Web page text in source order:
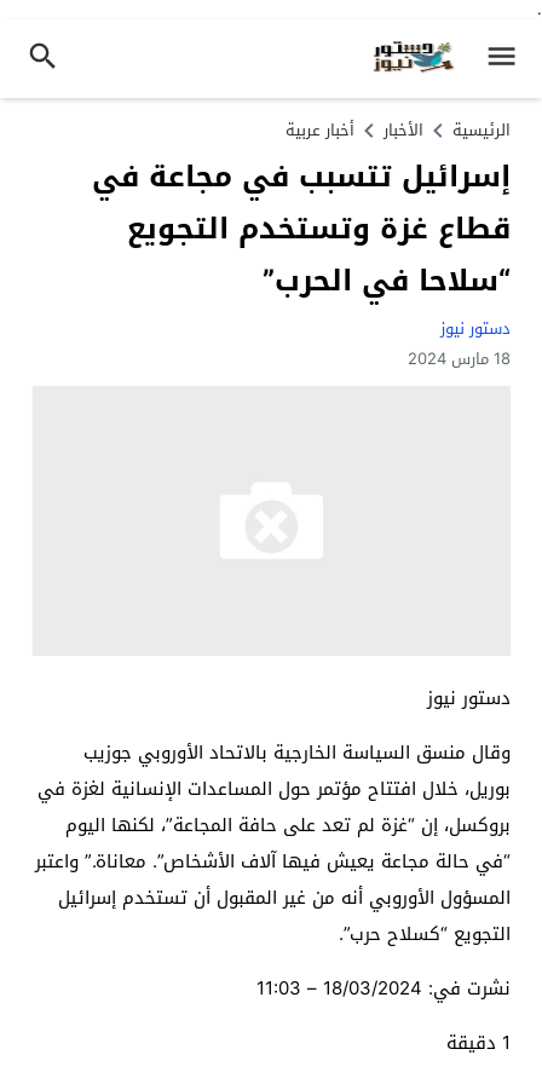
.
الرئيسية الأخبار أخبار عربية
إسرائيل تتسبب في مجاعة في
قطاع غزة وتستخدم التجويع
“سلاحا في الحرب”
دستور نيوز
18 مارس 2024
دستور نيوز
وقال منسق السياسة الخارجية بالاتحاد الأوروبي جوزيب
بوريل، خلال افتتاح مؤتمر حول المساعدات الإنسانية لغزة في
بروكسل، إن “غزة لم تعد على حافة المجاعة”، لكنها اليوم
“في حالة مجاعة يعيش فيها آلاف الأشخاص”. معاناة.” واعتبر
المسؤول الأوروبي أنه من غير المقبول أن تستخدم إسرائيل
التجويع “كسلاح حرب”.
نشرت في: 18/03/2024 – 11:03
1 دقيقة